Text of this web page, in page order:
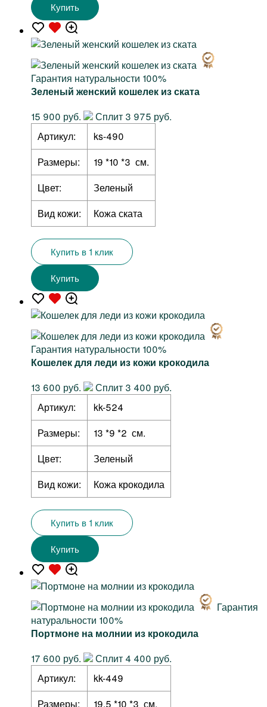
Купить
Гарантия натуральности 100%
Зеленый женский кошелек из ската
15 900 руб.
Сплит 3 975 руб.
Артикул:
ks-490
Размеры:
19 *10 *3 см.
Цвет:
Зеленый
Вид кожи:
Кожа ската
Купить в 1 клик
Купить
Гарантия натуральности 100%
Кошелек для леди из кожи крокодила
13 600 руб.
Сплит 3 400 руб.
Артикул:
kk-524
Размеры:
13 *9 *2 см.
Цвет:
Зеленый
Вид кожи:
Кожа крокодила
Купить в 1 клик
Купить
Гарантия
натуральности 100%
Портмоне на молнии из крокодила
17 600 руб.
Сплит 4 400 руб.
Артикул:
kk-449
Размеры:
19,5 *10 *3 см.